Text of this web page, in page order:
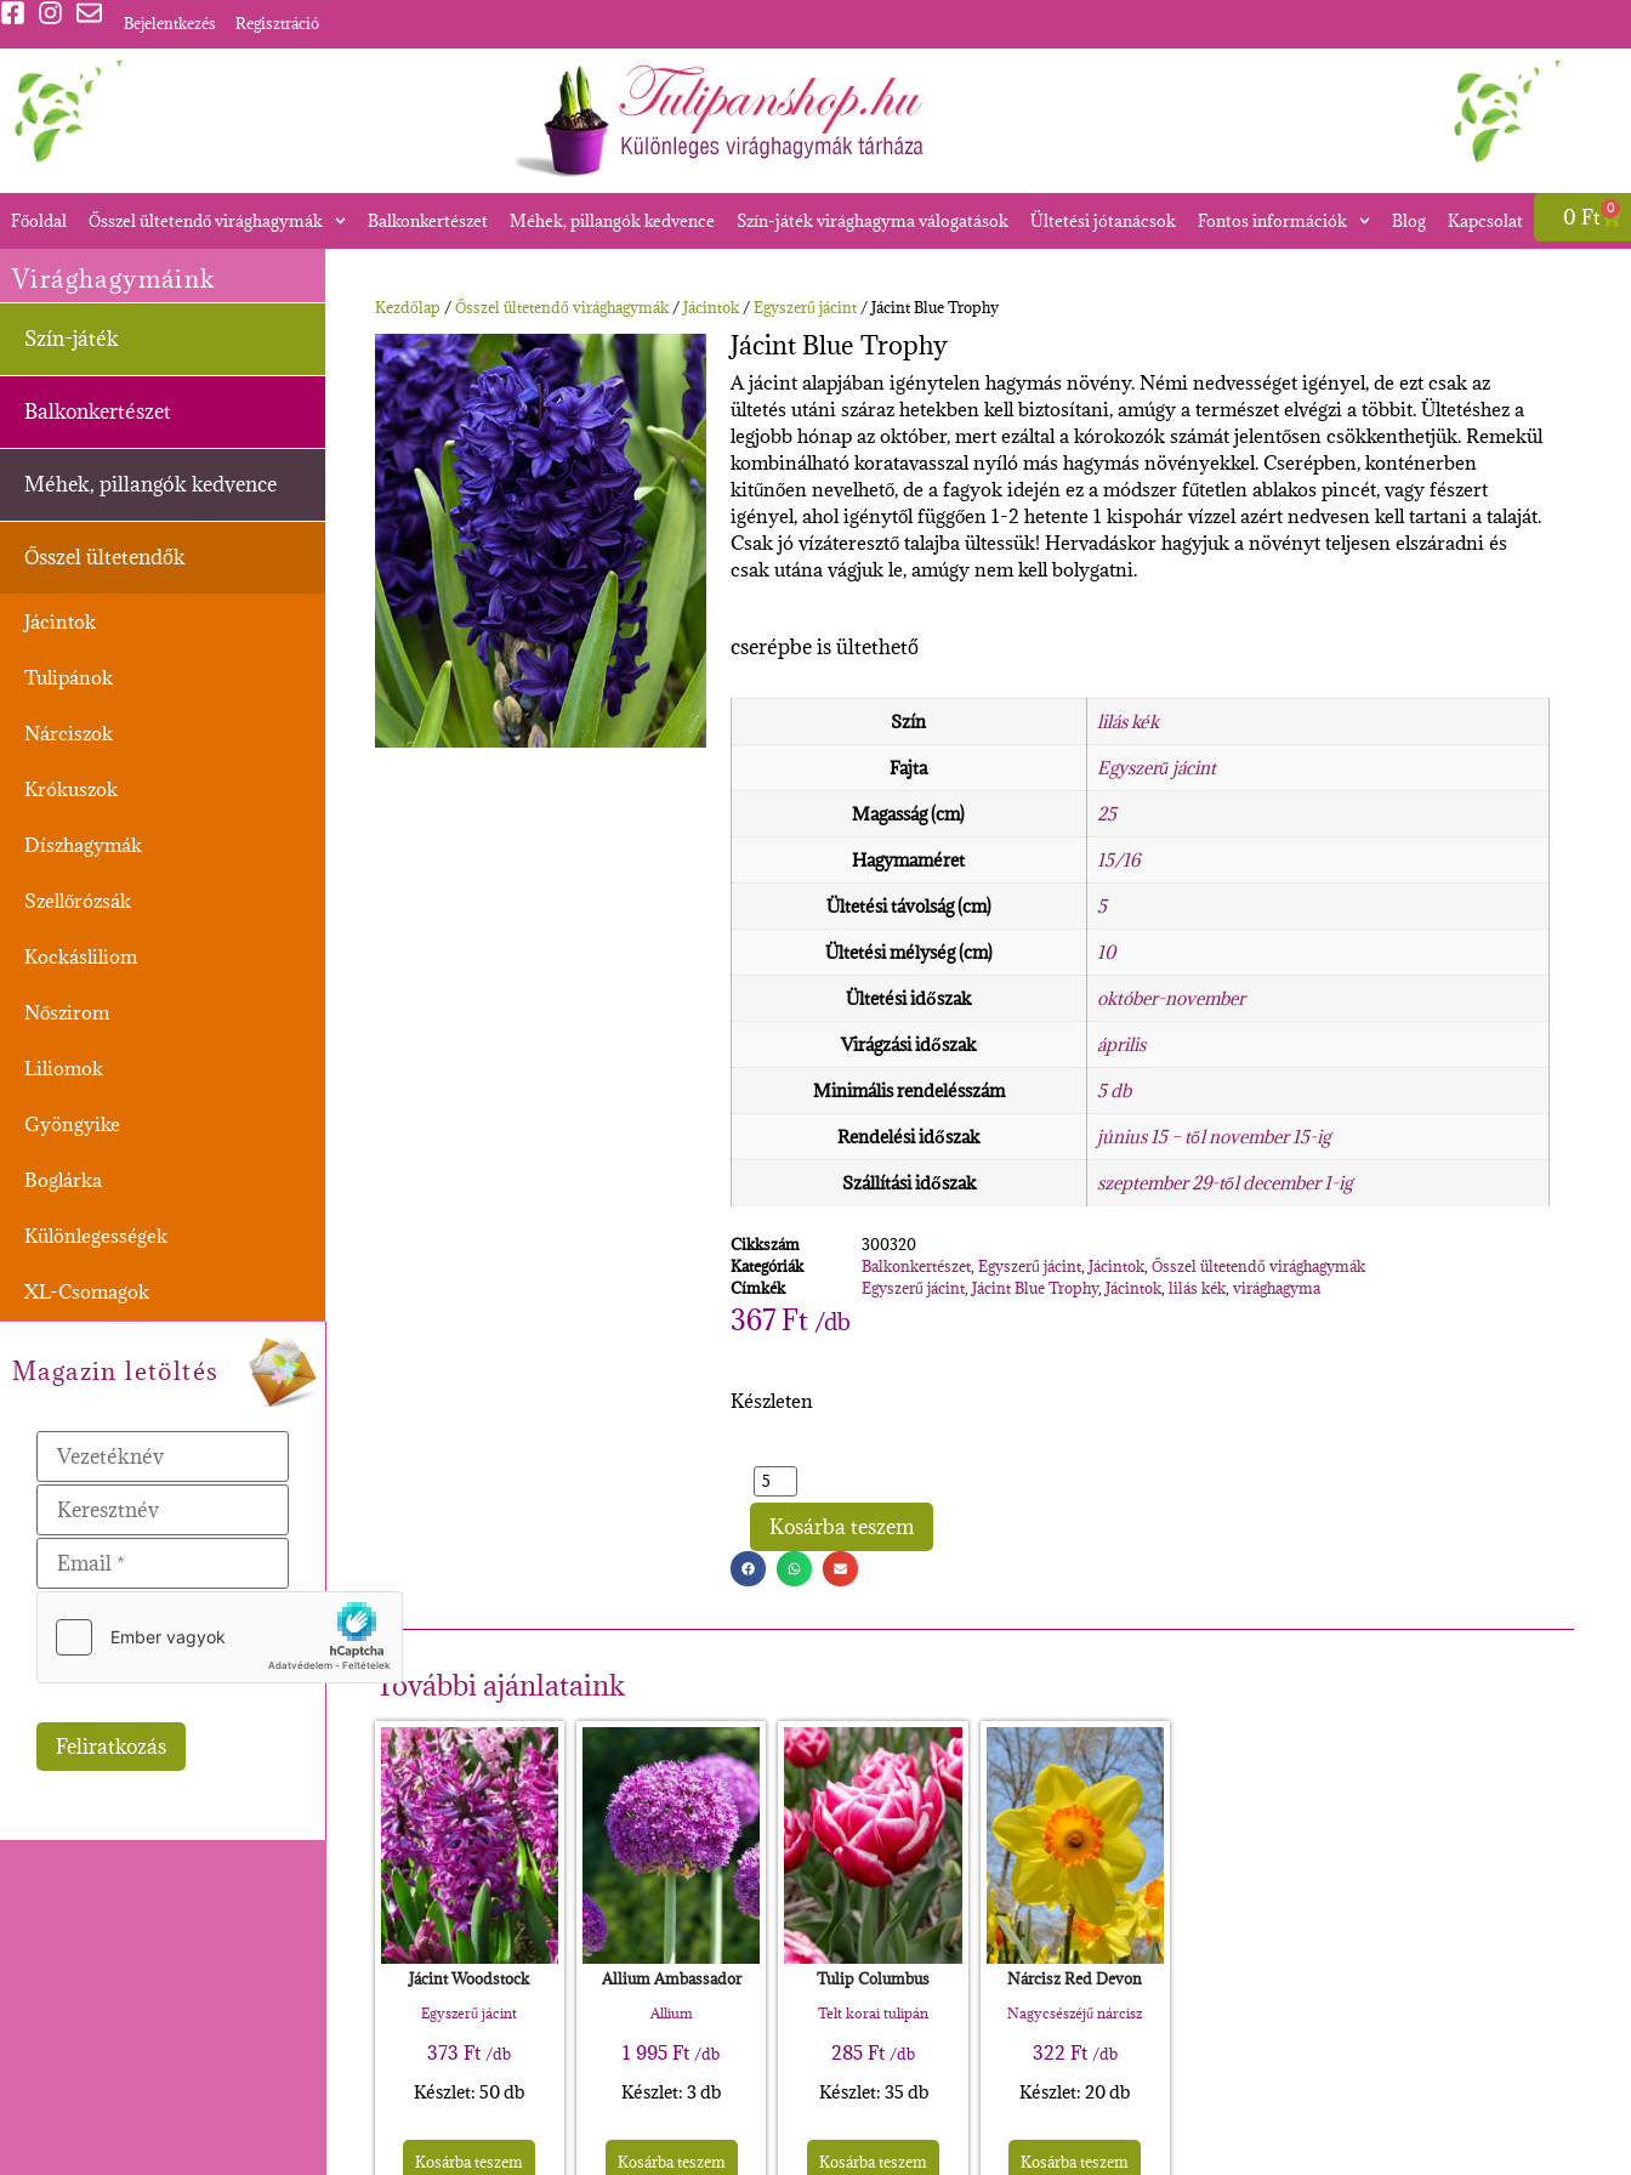
Bejelentkezés Regisztráció
Főoldal Ősszel ültetendő virághagymák Balkonkertészet Méhek, pillangók kedvence Szín-játék virághagyma válogatások Ültetési jótanácsok Fontos információk Blog Kapcsolat 0Ft 0
Virághagymáink
Szín-játék
Balkonkertészet
Méhek, pillangók kedvence
Ősszel ültetendők
Jácintok
Tulipánok
Nárciszok
Krókuszok
Díszhagymák
Szellőrózsák
Kockásliliom
Nőszirom
Liliomok
Gyöngyike
Boglárka
Különlegességek
XL-Csomagok
Magazin letöltés
Kezdőlap /Ősszel ültetendő virághagymák/Jácintok/Egyszerű jácint/ Jácint Blue Trophy
Jácint Blue Trophy
A jácint alapjában igénytelen hagymás növény. Némi nedvességet igényel, de ezt csak az
ültetés utáni száraz hetekben kell biztosítani, amúgy a természet elvégzi a többit. Ültetéshez a
legjobb hónap az október, mert ezáltal a kórokozók számát jelentősen csökkenthetjük. Remekül
kombinálható koratavasszal nyíló más hagymás növényekkel. Cserépben, konténerben
kitűnően nevelhető, de a fagyok idején ez a módszer fűtetlen ablakos pincét, vagy fészert
igényel, ahol igénytől függően 1-2 hetente 1 kispohár vízzel azért nedvesen kell tartani a talaját.
Csak jó vízáteresztő talajba ültessük! Hervadáskor hagyjuk a növényt teljesen elszáradni és
csak utána vágjuk le, amúgy nem kell bolygatni.
cserépbe is ültethető
Szín
lilás kék
Fajta
Egyszerű jácint
Magasság (cm)
25
Hagymaméret
15/16
Ültetési távolság (cm)
5
Ültetési mélység (cm)
10
Ültetési időszak
október-november
Virágzási időszak
április
Minimális rendelésszám
5 db
Rendelési időszak
június 15 – től november 15-ig
Szállítási időszak
szeptember 29-től december 1-ig
Cikkszám
300320
Kategóriák
Balkonkertészet, Egyszerű jácint, Jácintok, Ősszel ültetendő virághagymák
Címkék
Egyszerű jácint, Jácint Blue Trophy, Jácintok, lilás kék, virághagyma
367Ft /db
Készleten
Kosárba teszem
Alternative:
További ajánlataink
Jácint Woodstock
Egyszerű jácint
373Ft /db
Készlet: 50 db
Kosárba teszem
Allium Ambassador
Allium
1 995Ft /db
Készlet: 3 db
Kosárba teszem
Tulip Columbus
Telt korai tulipán
285Ft /db
Készlet: 35 db
Kosárba teszem
Nárcisz Red Devon
Nagycsészéjű nárcisz
322 Ft /db
Készlet: 20 db
Kosárba teszem